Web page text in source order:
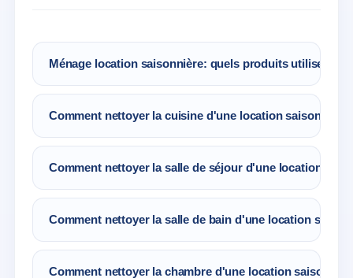
Ménage location saisonnière: quels produits utiliser?
Seau de ménage
Chiffons
Désinfectant
Comment nettoyer la cuisine d'une location
Comment nettoyer la salle de séjour d'une location
Redresser la table et les tableaux
Comment nettoyer la salle de bain d'une location
Comment nettoyer la chambre d'une location